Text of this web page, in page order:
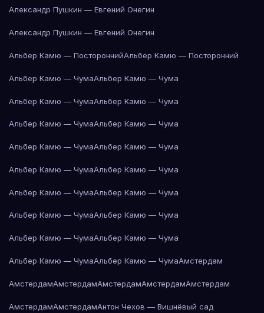
Александр Пушкин — Евгений Онегин
Александр Пушкин — Евгений Онегин
Альбер Камю — ПостороннийАльбер Камю — Посторонний
Альбер Камю — ЧумаАльбер Камю — Чума
Альбер Камю — ЧумаАльбер Камю — Чума
Альбер Камю — ЧумаАльбер Камю — Чума
Альбер Камю — ЧумаАльбер Камю — Чума
Альбер Камю — ЧумаАльбер Камю — Чума
Альбер Камю — ЧумаАльбер Камю — Чума
Альбер Камю — ЧумаАльбер Камю — Чума
Альбер Камю — ЧумаАльбер Камю — Чума
Альбер Камю — ЧумаАльбер Камю — ЧумаАмстердам
АмстердамАмстердамАмстердамАмстердамАмстердам
АмстердамАмстердамАнтон Чехов — Вишнёвый сад